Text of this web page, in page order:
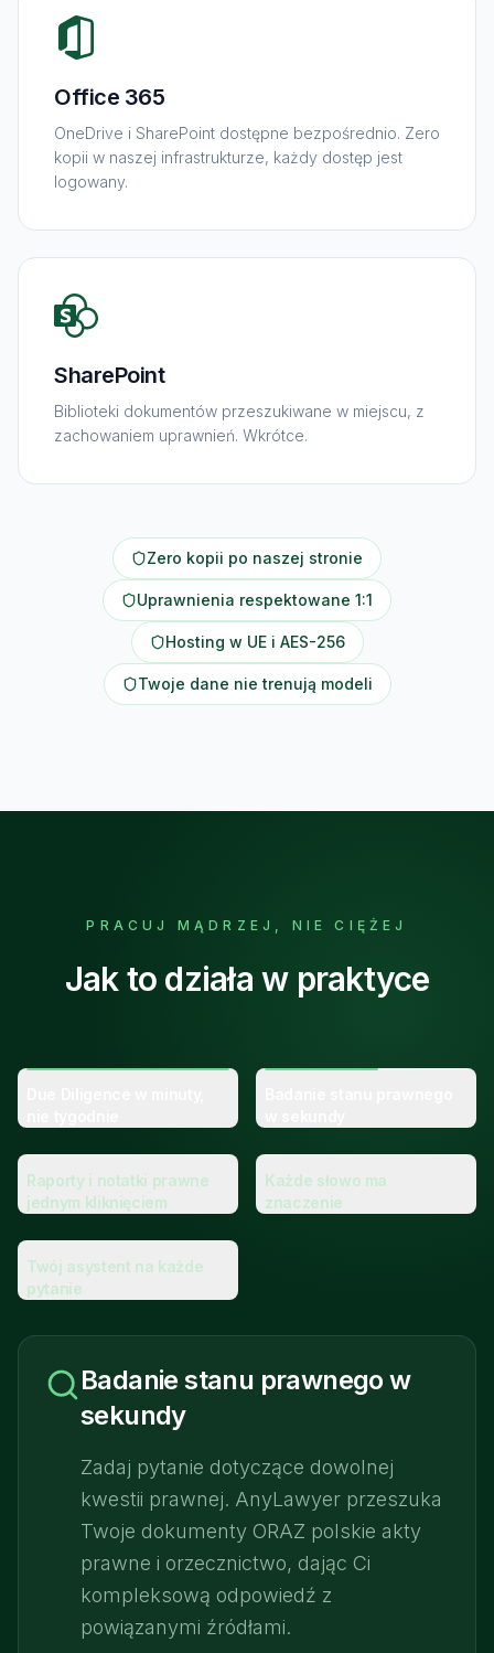
Office 365
OneDrive i SharePoint dostępne bezpośrednio. Zero
kopii w naszej infrastrukturze, każdy dostęp jest
logowany.
SharePoint
Biblioteki dokumentów przeszukiwane w miejscu, z
zachowaniem uprawnień. Wkrótce.
Zero kopii po naszej stronie
Uprawnienia respektowane 1:1
Hosting w UE i AES-256
Twoje dane nie trenują modeli
PRACUJ MĄDRZEJ, NIE CIĘŻEJ
Jak to działa w praktyce
Raporty i notatki prawne
jednym kliknięciem
Każde słowo ma
znaczenie
Twój asystent na każde
pytanie
Badanie stanu prawnego w
sekundy
Zadaj pytanie dotyczące dowolnej
kwestii prawnej. AnyLawyer przeszuka
Twoje dokumenty ORAZ polskie akty
prawne i orzecznictwo, dając Ci
kompleksową odpowiedź z
powiązanymi źródłami.